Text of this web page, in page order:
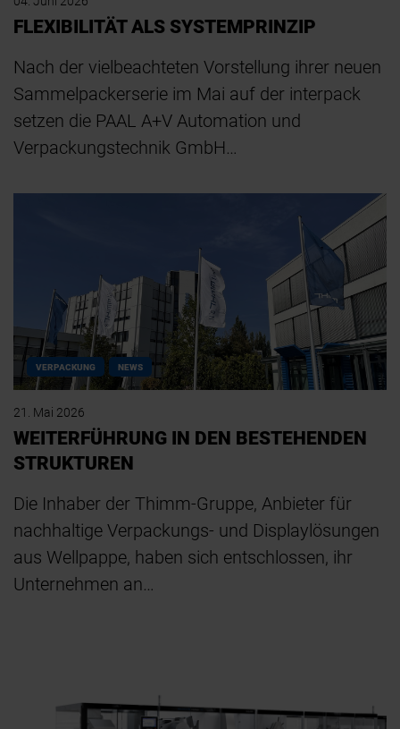
FLEXIBILITÄT ALS SYSTEMPRINZIP
Nach der vielbeachteten Vorstellung ihrer neuen
Sammelpackerserie im Mai auf der interpack
setzen die PAAL A+V Automation und
Verpackungstechnik GmbH…
VERPACKUNG NEWS
21. Mai 2026
WEITERFÜHRUNG IN DEN BESTEHENDEN
STRUKTUREN
Die Inhaber der Thimm-Gruppe, Anbieter für
nachhaltige Verpackungs- und Displaylösungen
aus Wellpappe, haben sich entschlossen, ihr
Unternehmen an…